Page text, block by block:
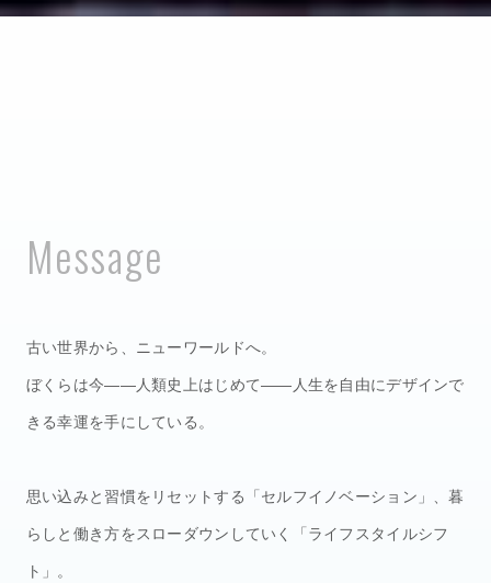
Message
古い世界から、ニューワールドへ。
ぼくらは今——人類史上はじめて——人生を自由にデザインで
きる幸運を手にしている。
思い込みと習慣をリセットする「セルフイノベーション」、暮
らしと働き方をスローダウンしていく「ライフスタイルシフ
ト」。